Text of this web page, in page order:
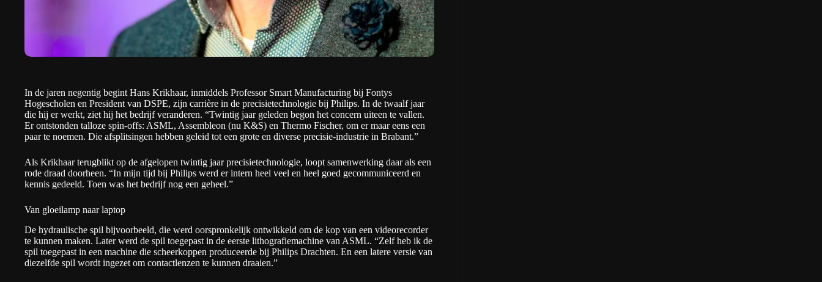
In de jaren negentig begint Hans Krikhaar, inmiddels Professor Smart Manufacturing bij Fontys
Hogescholen en President van DSPE, zijn carrière in de precisietechnologie bij Philips. In de twaalf jaar
die hij er werkt, ziet hij het bedrijf veranderen. “Twintig jaar geleden begon het concern uiteen te vallen.
Er ontstonden talloze spin-offs: ASML, Assembleon (nu K&S) en Thermo Fischer, om er maar eens een
paar te noemen. Die afsplitsingen hebben geleid tot een grote en diverse precisie-industrie in Brabant.”
Als Krikhaar terugblikt op de afgelopen twintig jaar precisietechnologie, loopt samenwerking daar als een
rode draad doorheen. “In mijn tijd bij Philips werd er intern heel veel en heel goed gecommuniceerd en
kennis gedeeld. Toen was het bedrijf nog een geheel.”
Van gloeilamp naar laptop
De hydraulische spil bijvoorbeeld, die werd oorspronkelijk ontwikkeld om de kop van een videorecorder
te kunnen maken. Later werd de spil toegepast in de eerste lithografiemachine van ASML. “Zelf heb ik de
spil toegepast in een machine die scheerkoppen produceerde bij Philips Drachten. En een latere versie van
diezelfde spil wordt ingezet om contactlenzen te kunnen draaien.”